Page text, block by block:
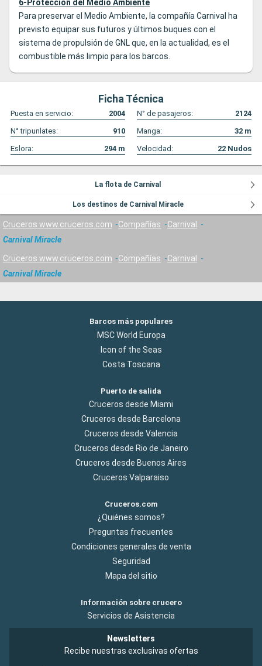
6-Protección del Medio Ambiente
Para preservar el Medio Ambiente, la compañía Carnival ha
previsto equipar sus futuros y últimos buques con el
sistema de propulsión de GNL que, en la actualidad, es el
combustible más limpio para los barcos.
Ficha Técnica
Puesta en servicio: 2004 N° de pasajeros:
2124
N° tripunlates:
910 Manga: 32 m
Eslora:
294 m Velocidad: 22 Nudos
La flota de Carnival
Los destinos de Carnival Miracle
Cruceros www.cruceros.com Compañías
Carnival
Carnival Miracle
Cruceros www.cruceros.com Compañías
Carnival
Carnival Miracle
Barcos más populares
MSC World Europa
Icon of the Seas
Costa Toscana
Puerto de salida
Cruceros desde Miami
Cruceros desde Barcelona
Cruceros desde Valencia
Cruceros desde Rio de Janeiro
Cruceros desde Buenos Aires
Cruceros Valparaiso
Cruceros.com
¿Quiénes somos?
Preguntas frecuentes
Condiciones generales de venta
Seguridad
Mapa del sitio
Información sobre crucero
Servicios de Asistencia
Newsletters
Recibe nuestras exclusivas ofertas